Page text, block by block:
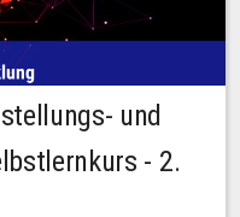
und
- 2.